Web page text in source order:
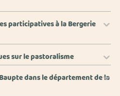
participatives à la Bergerie
sur le pastoralisme
dans le département de la